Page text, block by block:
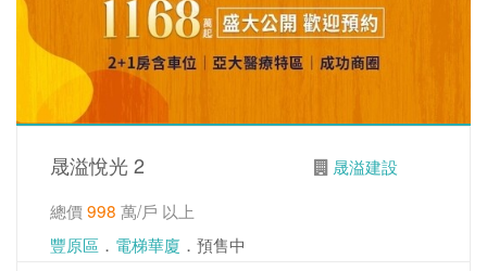
晟溢悅光 2
晟溢建設
總價998 萬/戶 以上
豐原區 ． 電梯華廈 ．預售中